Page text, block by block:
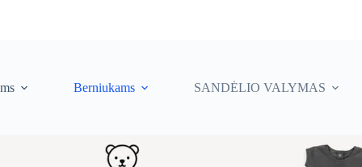
Berniukams SANDĖLIO VALYMAS